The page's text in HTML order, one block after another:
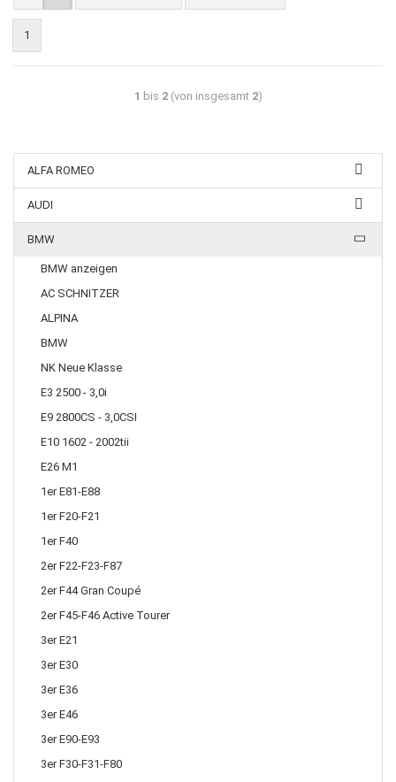
1
1 bis 2(von insgesamt 2)
ALFA ROMEO
AUDI
BMW
BMW anzeigen
AC SCHNITZER
ALPINA
BMW
NK Neue Klasse
E3 2500 - 3,0i
E9 2800CS - 3,0CSI
E10 1602 - 2002tii
E26 M1
1er E81-E88
1er F20-F21
1er F40
2er F22-F23-F87
2er F44 Gran Coupé
2er F45-F46 Active Tourer
3er E21
3er E30
3er E36
3er E46
3er E90-E93
3er F30-F31-F80